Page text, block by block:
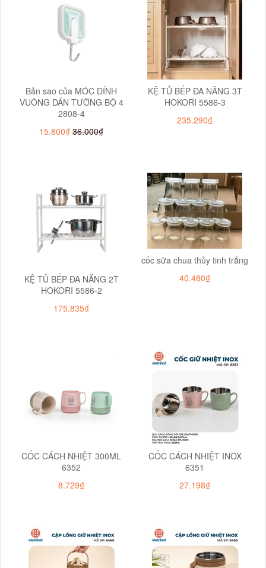
Bản sao của MÓC DÍNH
VUÔNG DÁN TƯỜNG BỘ 4
2808-4
15.800₫ 36.000₫
KỆ TỦ BẾP ĐA NĂNG 3T
HOKORI 5586-3
235.290₫
KỆ TỦ BẾP ĐA NĂNG 2T
HOKORI 5586-2
175.835₫
cốc sữa chua thủy tinh trắng
40.480₫
CỐC CÁCH NHIỆT 300ML
6352
8.729₫
CỐC CÁCH NHIỆT INOX
6351
27.198₫